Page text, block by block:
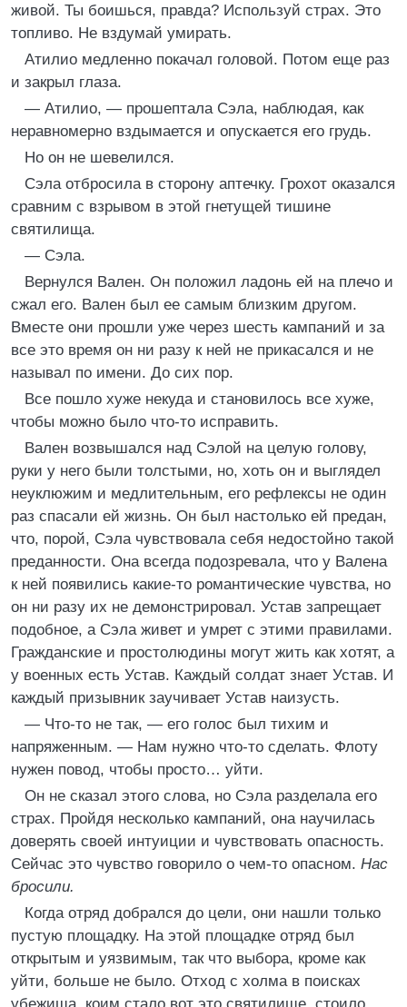
живой. Ты боишься, правда? Используй страх. Это
топливо. Не вздумай умирать.
Атилио медленно покачал головой. Потом еще раз
и закрыл глаза.
— Атилио, — прошептала Сэла, наблюдая, как
неравномерно вздымается и опускается его грудь.
Но он не шевелился.
Сэла отбросила в сторону аптечку. Грохот оказался
сравним с взрывом в этой гнетущей тишине
святилища.
— Сэла.
Вернулся Вален. Он положил ладонь ей на плечо и
сжал его. Вален был ее самым близким другом.
Вместе они прошли уже через шесть кампаний и за
все это время он ни разу к ней не прикасался и не
называл по имени. До сих пор.
Все пошло хуже некуда и становилось все хуже,
чтобы можно было что-то исправить.
Вален возвышался над Сэлой на целую голову,
руки у него были толстыми, но, хоть он и выглядел
неуклюжим и медлительным, его рефлексы не один
раз спасали ей жизнь. Он был настолько ей предан,
что, порой, Сэла чувствовала себя недостойно такой
преданности. Она всегда подозревала, что у Валена
к ней появились какие-то романтические чувства, но
он ни разу их не демонстрировал. Устав запрещает
подобное, а Сэла живет и умрет с этими правилами.
Гражданские и простолюдины могут жить как хотят, а
у военных есть Устав. Каждый солдат знает Устав. И
каждый призывник заучивает Устав наизусть.
— Что-то не так, — его голос был тихим и
напряженным. — Нам нужно что-то сделать. Флоту
нужен повод, чтобы просто… уйти.
Он не сказал этого слова, но Сэла разделала его
страх. Пройдя несколько кампаний, она научилась
доверять своей интуиции и чувствовать опасность.
Сейчас это чувство говорило о чем-то опасном. Нас
бросили.
Когда отряд добрался до цели, они нашли только
пустую площадку. На этой площадке отряд был
открытым и уязвимым, так что выбора, кроме как
уйти, больше не было. Отход с холма в поисках